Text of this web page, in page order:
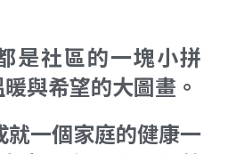
是社區的一塊小拼
與希望的大圖畫。
就一個家庭的健康一